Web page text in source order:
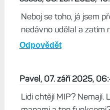
Neboj se toho, já jsem
nedávno udělal a zatím
Odpovědět
Pavel, 07. září 2025,
Lidi chtějí MIP? Nemají.